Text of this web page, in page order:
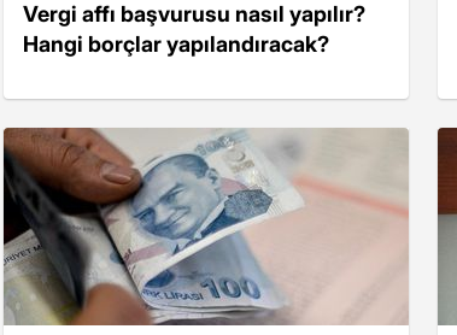
Vergi affı başvurusu nasıl yapılır?
Hangi borçlar yapılandıracak?